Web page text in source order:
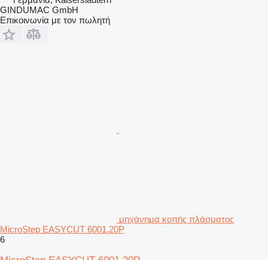
GINDUMAC GmbH
Επικοινωνία με τον πωλητή
μηχάνημα κοπής πλάσματος
MicroStep EASYCUT 6001.20P
6